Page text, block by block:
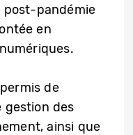
post-pandémie
en
de
gestion des
ainsi que